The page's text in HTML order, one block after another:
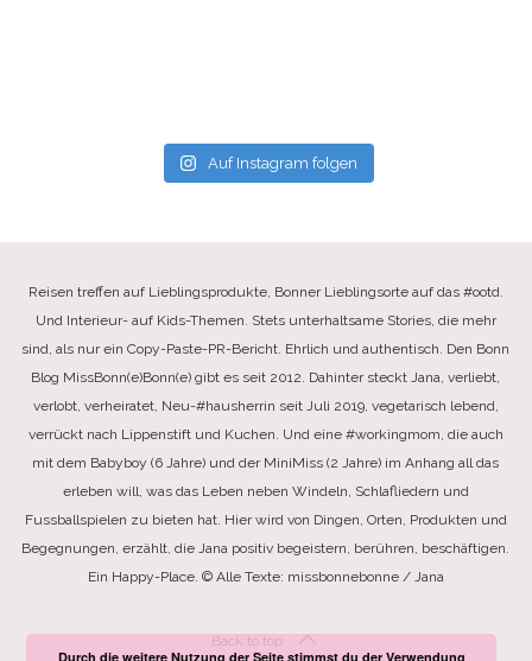
Auf Instagram folgen
Reisen treffen auf Lieblingsprodukte, Bonner Lieblingsorte auf das #ootd.
Und Interieur- auf Kids-Themen. Stets unterhaltsame Stories, die mehr
sind, als nur ein Copy-Paste-PR-Bericht. Ehrlich und authentisch. Den Bonn
Blog MissBonn(e)Bonn(e) gibt es seit 2012. Dahinter steckt Jana, verliebt,
verlobt, verheiratet, Neu-#hausherrin seit Juli 2019, vegetarisch lebend,
verrückt nach Lippenstift und Kuchen. Und eine #workingmom, die auch
mit dem Babyboy (6 Jahre) und der MiniMiss (2 Jahre) im Anhang all das
erleben will, was das Leben neben Windeln, Schlafliedern und
Fussballspielen zu bieten hat. Hier wird von Dingen, Orten, Produkten und
Begegnungen, erzählt, die Jana positiv begeistern, berühren, beschäftigen.
Ein Happy-Place. © Alle Texte: missbonnebonne / Jana
Back to top
Durch die weitere Nutzung der Seite stimmst du der Verwendung